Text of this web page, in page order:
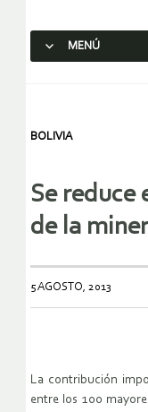
MENÚ
BOLIVIA
Se reduce
de la
5 AGOSTO, 2013
La contribución
entre los 100